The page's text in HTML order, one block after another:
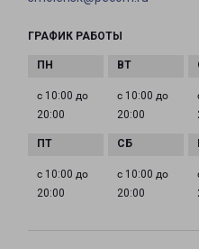
ГРАФИК РАБОТЫ
с 10:00 до
20:00
с 10:00 до
20:00
с 10:00 до
20:00
с 10:00 до
20:00